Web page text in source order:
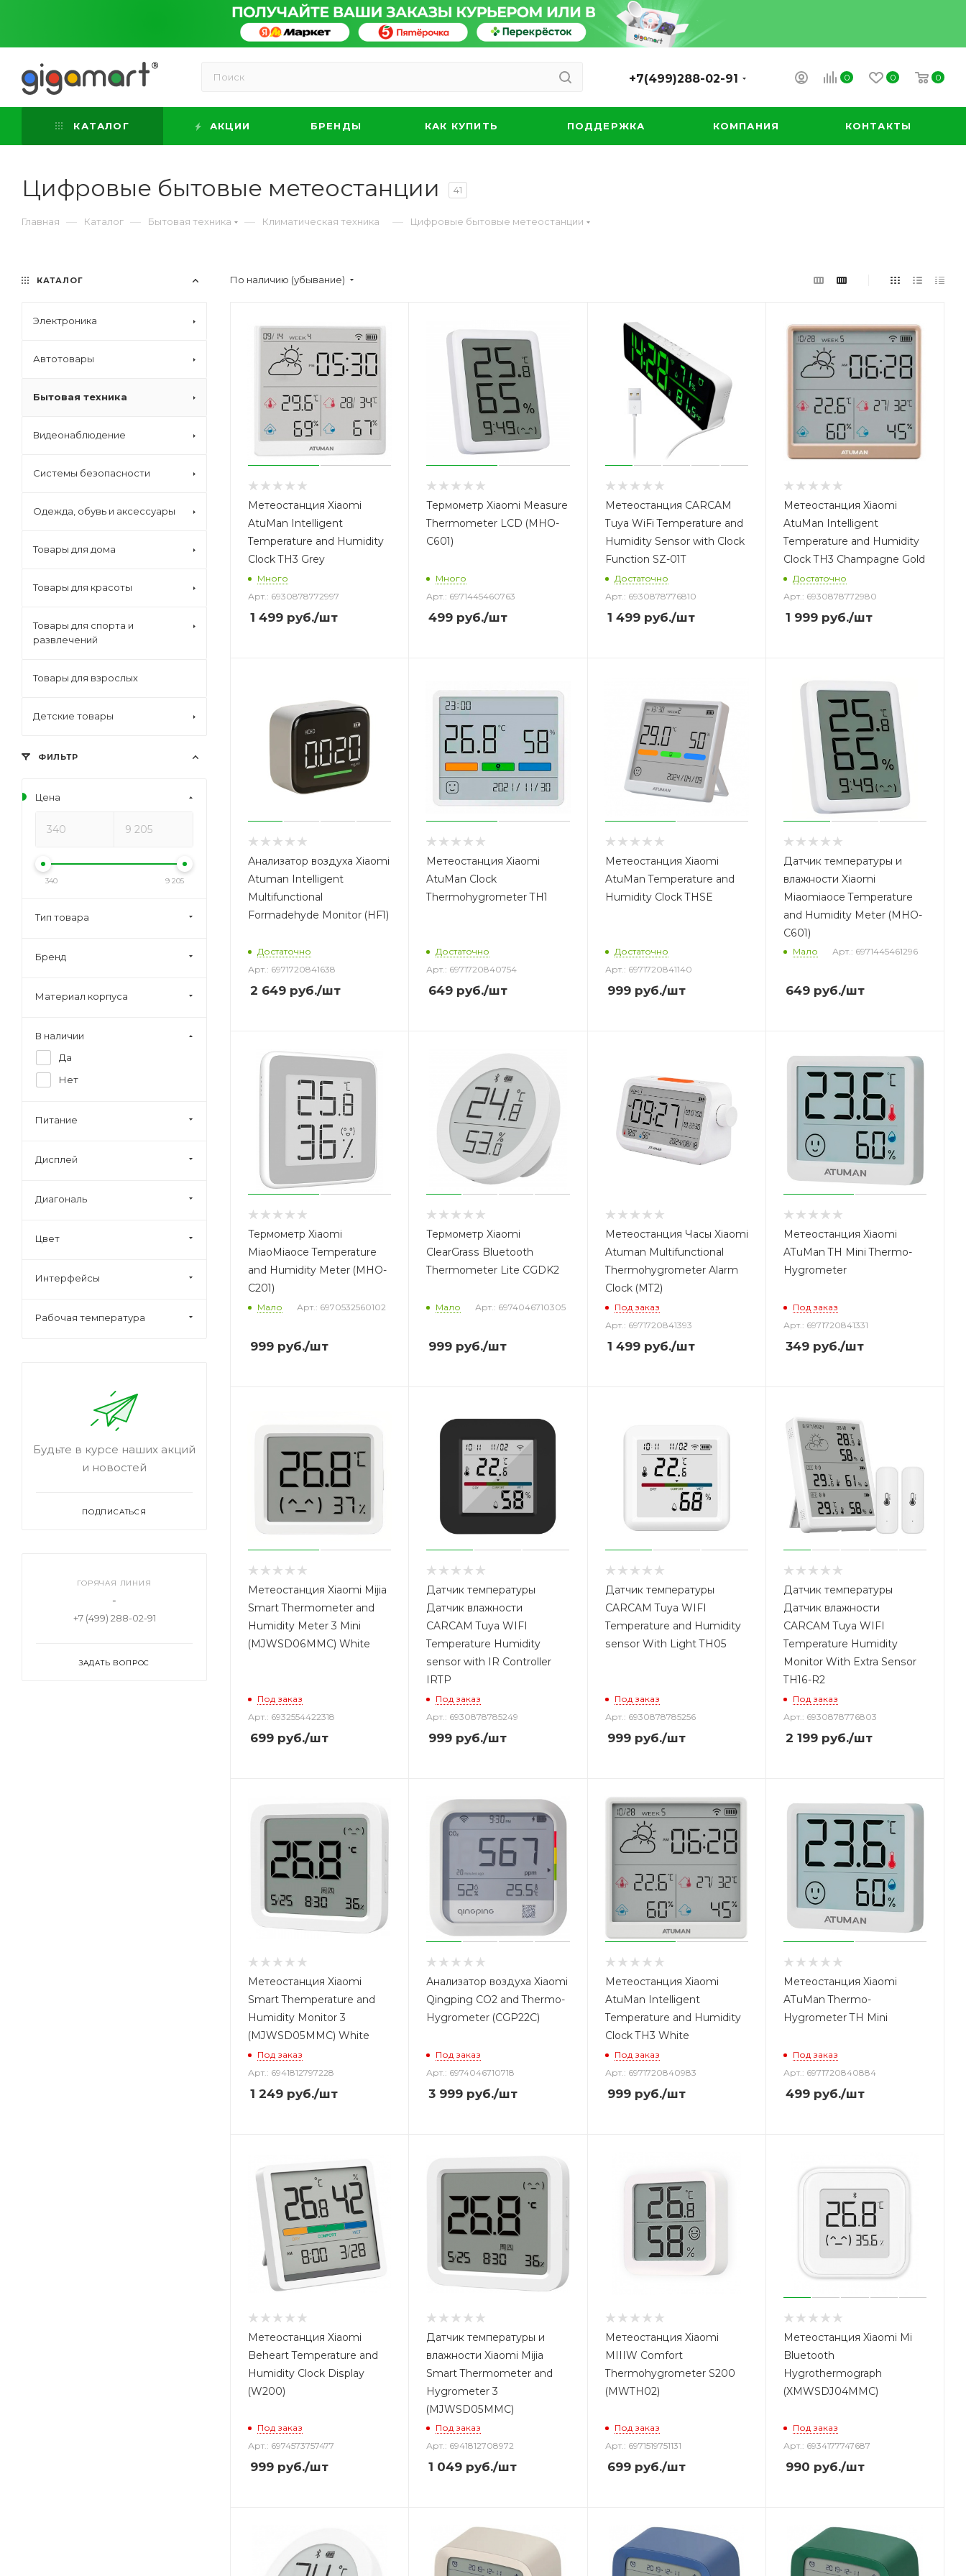
0 0 0
+7(499)288-02-91
КАТАЛОГ АКЦИИ БРЕНДЫ КАК КУПИТЬ ПОДДЕРЖКА КОМПАНИЯ КОНТАКТЫ
Цифровые бытовые метеостанции 41
Главная — Каталог — Бытовая техника — Климатическая техника — Цифровые бытовые метеостанции
По наличию (убывание)
Метеостанция Xiaomi
AtuMan Intelligent
Temperature and Humidity
Clock TH3 Grey
Много
Арт.: 6930878772997
1 499 руб./шт
Термометр Xiaomi Measure
Thermometer LCD (MHO-
C601)
Много
Арт.: 6971445460763
499 руб./шт
Метеостанция CARCAM
Tuya WiFi Temperature and
Humidity Sensor with Clock
Function SZ-01T
Достаточно
Арт.: 6930878776810
1 499руб./шт
Метеостанция Xiaomi
AtuMan Intelligent
Temperature and Humidity
Clock TH3 Champagne Gold
Достаточно
Арт.: 6930878772980
1 999руб./шт
Анализатор воздуха Xiaomi
Atuman Intelligent
Multifunctional
Formadehyde Monitor (HF1)
Достаточно
Арт.: 6971720841638
2 649 руб./шт
Метеостанция Xiaomi
AtuMan Clock
Thermohygrometer TH1
Достаточно
Арт.: 6971720840754
649 руб./шт
Метеостанция Xiaomi
AtuMan Temperature and
Humidity Clock THSE
Достаточно
Арт.: 6971720841140
999руб./шт
Датчик температуры и
влажности Xiaomi
Miaomiaoce Temperature
and Humidity Meter (MHO-
C601)
Мало Арт.: 6971445461296
649руб./шт
Термометр Xiaomi
MiaoMiaoce Temperature
and Humidity Meter (MHO-
C201)
Мало Арт.: 6970532560102
999 руб./шт
Термометр Xiaomi
ClearGrass Bluetooth
Thermometer Lite CGDK2
Мало Арт.: 6974046710305
999 руб./шт
Метеостанция Часы Xiaomi
Atuman Multifunctional
Thermohygrometer Alarm
Clock (MT2)
Под заказ
Арт.: 6971720841393
1 499руб./шт
Метеостанция Xiaomi
ATuMan TH Mini Thermo-
Hygrometer
Под заказ
Арт.: 6971720841331
349руб./шт
Метеостанция Xiaomi Mijia
Smart Thermometer and
Humidity Meter 3 Mini
(MJWSD06MMC) White
Под заказ
Арт.: 6932554422318
699 руб./шт
Датчик температуры
Датчик влажности
CARCAM Tuya WIFI
Temperature Humidity
sensor with IR Controller
IRTP
Под заказ
Арт.: 6930878785249
999 руб./шт
Датчик температуры
CARCAM Tuya WIFI
Temperature and Humidity
sensor With Light TH05
Под заказ
Арт.: 6930878785256
999руб./шт
Датчик температуры
Датчик влажности
CARCAM Tuya WIFI
Temperature Humidity
Monitor With Extra Sensor
TH16-R2
Под заказ
Арт.: 6930878776803
2 199руб./шт
Метеостанция Xiaomi
Smart Themperature and
Humidity Monitor 3
(MJWSD05MMC) White
Под заказ
Арт.: 6941812797228
1 249 руб./шт
Анализатор воздуха Xiaomi
Qingping CO2 and Thermo-
Hygrometer (CGP22C)
Под заказ
Арт.: 6974046710718
3 999 руб./шт
Метеостанция Xiaomi
AtuMan Intelligent
Temperature and Humidity
Clock TH3 White
Под заказ
Арт.: 6971720840983
999руб./шт
Метеостанция Xiaomi
ATuMan Thermo-
Hygrometer TH Mini
Под заказ
Арт.: 6971720840884
499руб./шт
Метеостанция Xiaomi
Beheart Temperature and
Humidity Clock Display
(W200)
Под заказ
Арт.: 6974573757477
999 руб./шт
Датчик температуры и
влажности Xiaomi Mijia
Smart Thermometer and
Hygrometer 3
(MJWSD05MMC)
Под заказ
Арт.: 6941812708972
1 049 руб./шт
Метеостанция Xiaomi
MIIIW Comfort
Thermohygrometer S200
(MWTH02)
Под заказ
Арт.: 6971519751131
699руб./шт
Метеостанция Xiaomi Mi
Bluetooth
Hygrothermograph
(XMWSDJ04MMC)
Под заказ
Арт.: 6934177747687
990 руб./шт
КАТАЛОГ
Электроника
Автотовары
Бытовая техника
Видеонаблюдение
Системы безопасности
Одежда, обувь и аксессуары
Товары для дома
Товары для красоты
Товары для спорта и
развлечений
Товары для взрослых
Детские товары
ФИЛЬТР
Цена
340 9 205
Тип товара
Бренд
Материал корпуса
В наличии
Да
Нет
Питание
Дисплей
Диагональ
Цвет
Интерфейсы
Рабочая температура
Будьте в курсе наших акций
и новостей
ПОДПИСАТЬСЯ
ГОРЯЧАЯ ЛИНИЯ
-
+7 (499) 288-02-91
ЗАДАТЬ ВОПРОС